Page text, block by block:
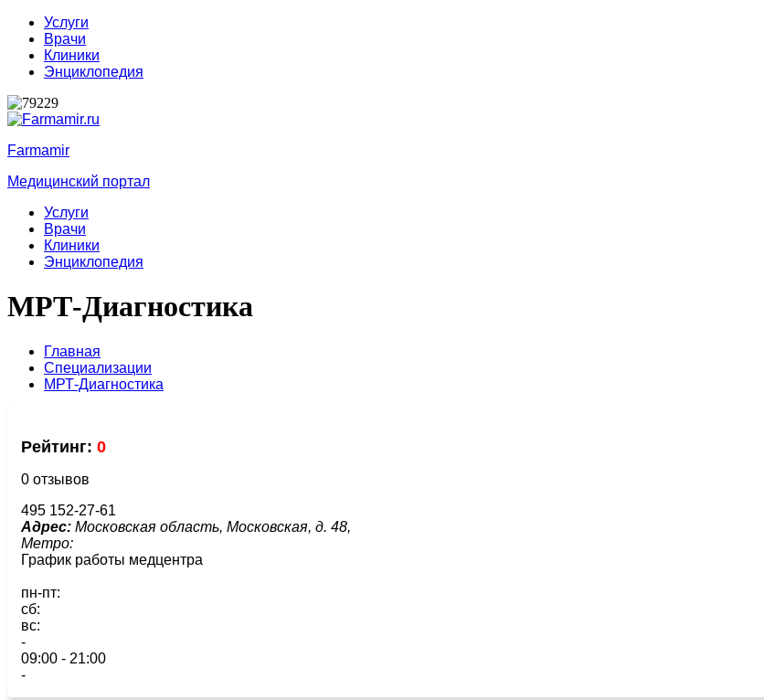
Услуги
Врачи
Клиники
Энциклопедия
Farmamir
Медицинский портал
Услуги
Врачи
Клиники
Энциклопедия
МРТ-Диагностика
Главная
Специализации
МРТ-Диагностика
Рейтинг: 0
0 отзывов
495 152-27-61
Адрес: Московская область, Московская, д. 48,
Метро:
График работы медцентра
пн-пт:
сб:
вс:
-
09:00 - 21:00
-